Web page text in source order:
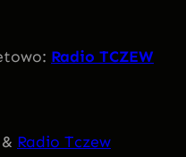
Radio TCZEW
& Radio Tczew